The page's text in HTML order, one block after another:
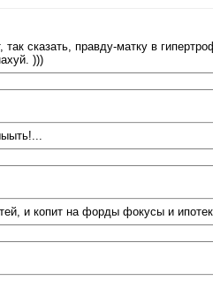
сказать, правду-матку в
)))
и копит на форды фокусы и